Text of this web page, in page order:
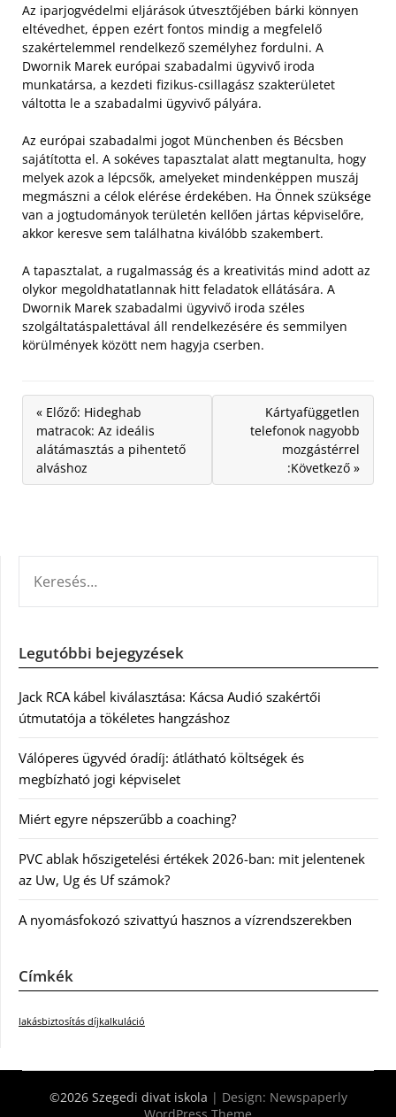
Az iparjogvédelmi eljárások útvesztőjében bárki könnyen
eltévedhet, éppen ezért fontos mindig a megfelelő
szakértelemmel rendelkező személyhez fordulni. A
Dwornik Marek európai szabadalmi ügyvivő iroda
munkatársa, a kezdeti fizikus-csillagász szakterületet
váltotta le a szabadalmi ügyvivő pályára.
Az európai szabadalmi jogot Münchenben és Bécsben
sajátította el. A sokéves tapasztalat alatt megtanulta, hogy
melyek azok a lépcsők, amelyeket mindenképpen muszáj
megmászni a célok elérése érdekében. Ha Önnek szüksége
van a jogtudományok területén kellően jártas képviselőre,
akkor keresve sem találhatna kiválóbb szakembert.
A tapasztalat, a rugalmasság és a kreativitás mind adott az
olykor megoldhatatlannak hitt feladatok ellátására. A
Dwornik Marek szabadalmi ügyvivő iroda széles
szolgáltatáspalettával áll rendelkezésére és semmilyen
körülmények között nem hagyja cserben.
« Előző: Hideghab
matracok: Az ideális
alátámasztás a pihentető
alváshoz
Kártyafüggetlen
telefonok nagyobb
mozgástérrel
:Következő »
Legutóbbi bejegyzések
Jack RCA kábel kiválasztása: Kácsa Audió szakértői
útmutatója a tökéletes hangzáshoz
Válóperes ügyvéd óradíj: átlátható költségek és
megbízható jogi képviselet
Miért egyre népszerűbb a coaching?
PVC ablak hőszigetelési értékek 2026-ban: mit jelentenek
az Uw, Ug és Uf számok?
A nyomásfokozó szivattyú hasznos a vízrendszerekben
Címkék
lakásbiztosítás díjkalkuláció
©2026 Szegedi divat iskola | Design: Newspaperly
WordPress Theme